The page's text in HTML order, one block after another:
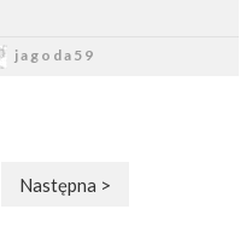
jagoda59
Następna >